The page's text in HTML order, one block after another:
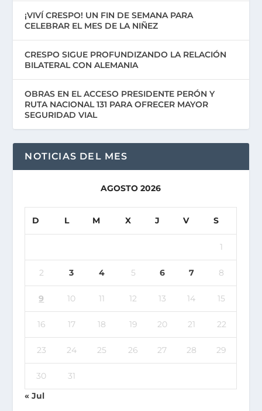
¡VIVÍ CRESPO! UN FIN DE SEMANA PARA
CELEBRAR EL MES DE LA NIÑEZ
CRESPO SIGUE PROFUNDIZANDO LA RELACIÓN
BILATERAL CON ALEMANIA
OBRAS EN EL ACCESO PRESIDENTE PERÓN Y
RUTA NACIONAL 131 PARA OFRECER MAYOR
SEGURIDAD VIAL
NOTICIAS DEL MES
AGOSTO 2026
D L M X J V S
1
2 3 4 5 6 7 8
9 10 11 12 13 14 15
16 17 18 19 20 21 22
23 24 25 26 27 28 29
30
31
« Jul